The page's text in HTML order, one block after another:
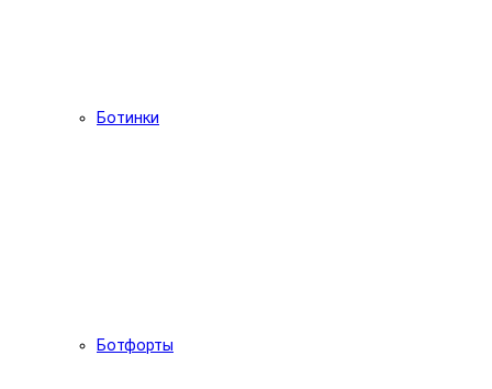
Ботинки
Ботфорты